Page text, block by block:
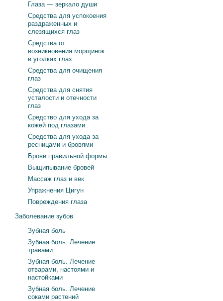
Глаза — зеркало души
Средства для успокоения
раздраженных и
слезящихся глаз
Средства от
возникновения морщинок
в уголках глаз
Средства для очищения
глаз
Средства для снятия
усталости и отечности
глаз
Средство для ухода за
кожей под глазами
Средства для ухода за
ресницами и бровями
Брови правильной формы
Выщипывание бровей
Массаж глаз и век
Упражнения Цигун
Повреждения глаза
Заболевание зубов
Зубная боль
Зубная боль. Лечение
травами
Зубная боль. Лечение
отварами, настоями и
настойками
Зубная боль. Лечение
соками растений